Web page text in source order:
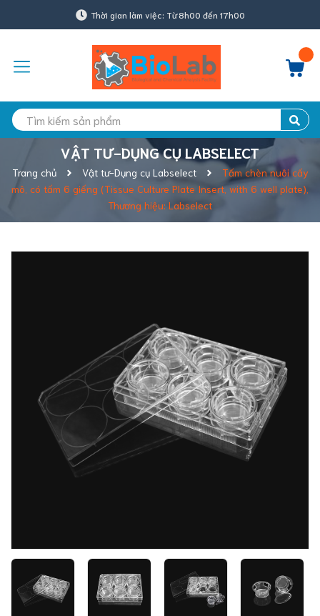
Thời gian làm việc: Từ 8h00 đến 17h00
VẬT TƯ-DỤNG CỤ LABSELECT
Trang chủ Vật tư-Dụng cụ Labselect
Tấm chèn nuôi cấy
mô, có tấm 6 giếng (​​​​​​​Tissue Culture Plate Insert, with 6 well plate),
Thương hiệu: Labselect